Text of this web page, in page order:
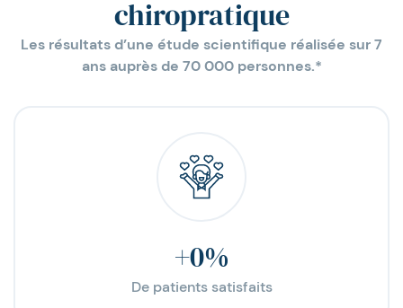
chiropratique
Les résultats d’une étude scientifique réalisée sur 7
ans auprès de 70 000 personnes.*
+0%
De patients satisfaits